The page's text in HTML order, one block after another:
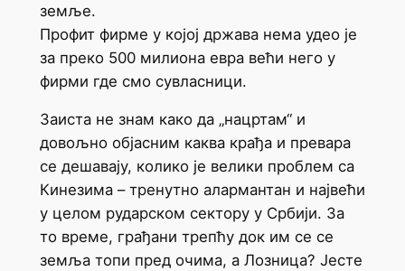
земље.
Профит фирме у којој држава нема удео је
за преко 500 милиона евра већи него у
фирми где смо сувласници.
Заиста не знам како да „нацртам“ и
довољно објасним каква крађа и превара
се дешавају, колико је велики проблем са
Кинезима – тренутно алармантан и највећи
у целом рударском сектору у Србији. За
то време, грађани трепћу док им се се
земља топи пред очима, а Лозница? Јесте